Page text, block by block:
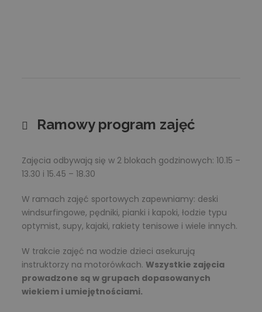
Ramowy program zajęć
Zajęcia odbywają się w 2 blokach godzinowych: 10.15 –
13.30 i 15.45 – 18.30
W ramach zajęć sportowych zapewniamy: deski
windsurfingowe, pędniki, pianki i kapoki, łodzie typu
optymist, supy, kajaki, rakiety tenisowe i wiele innych.
W trakcie zajęć na wodzie dzieci asekurują
instruktorzy na motorówkach. Wszystkie zajęcia
prowadzone są w grupach dopasowanych
wiekiem i umiejętnościami.